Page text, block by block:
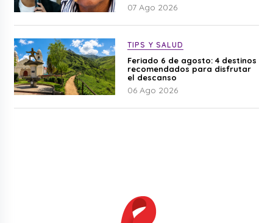
07 Ago 2026
TIPS Y SALUD
Feriado 6 de agosto: 4 destinos
recomendados para disfrutar
el descanso
06 Ago 2026